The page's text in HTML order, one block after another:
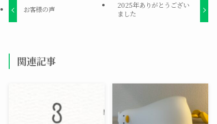
お客様の声
2025年ありがとうござい
ました
関連記事